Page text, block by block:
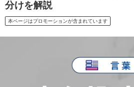
分けを解説
本ページはプロモーションが含まれています